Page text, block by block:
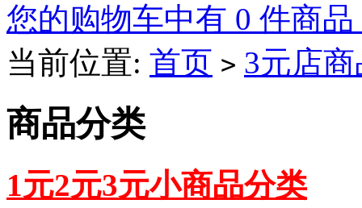
您的购物车中有 0 件商
当前位置: 首页 > 3元店
商品分类
1元2元3元小商品分类